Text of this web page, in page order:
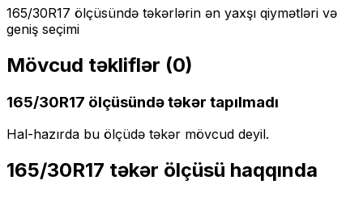
165/30R17 ölçüsündə təkərlərin ən yaxşı qiymətləri və
geniş seçimi
Mövcud təkliflər (0)
165/30R17 ölçüsündə təkər tapılmadı
Hal-hazırda bu ölçüdə təkər mövcud deyil.
165/30R17 təkər ölçüsü haqqında